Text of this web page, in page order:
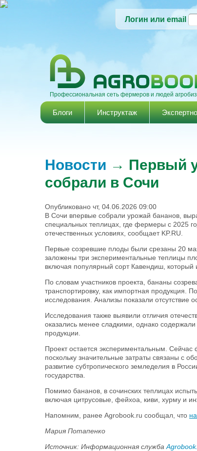
Логин или email
Профессиональная сеть фермеров и людей
Главное меню
Блоги Инструктаж
Новости → Первый
собрали в Сочи
Опубликовано чт, 04.06.2026 09:00
В Сочи впервые собрали урожай бананов,
специальных теплицах, где фермеры с 2025
отечественных условиях, сообщает KP.RU.
Первые созревшие плоды были срезаны 20
заложены три экспериментальные теплицы
включая популярный сорт Кавендиш, который
По словам участников проекта, бананы
транспортировку, как импортная продукция.
исследования. Анализы показали отсутствие
Исследования также выявили отличия
оказались менее сладкими, однако
продукции.
Проект остается экспериментальным.
поскольку значительные затраты связаны с
развитие субтропического земледелия в
государства.
Помимо бананов, в сочинских теплицах
включая цитрусовые, фейхоа, киви, хурму и
Напомним, ранее Agrobook.ru сообщал, что
Мария Потапенко
Источник: Информационная служба